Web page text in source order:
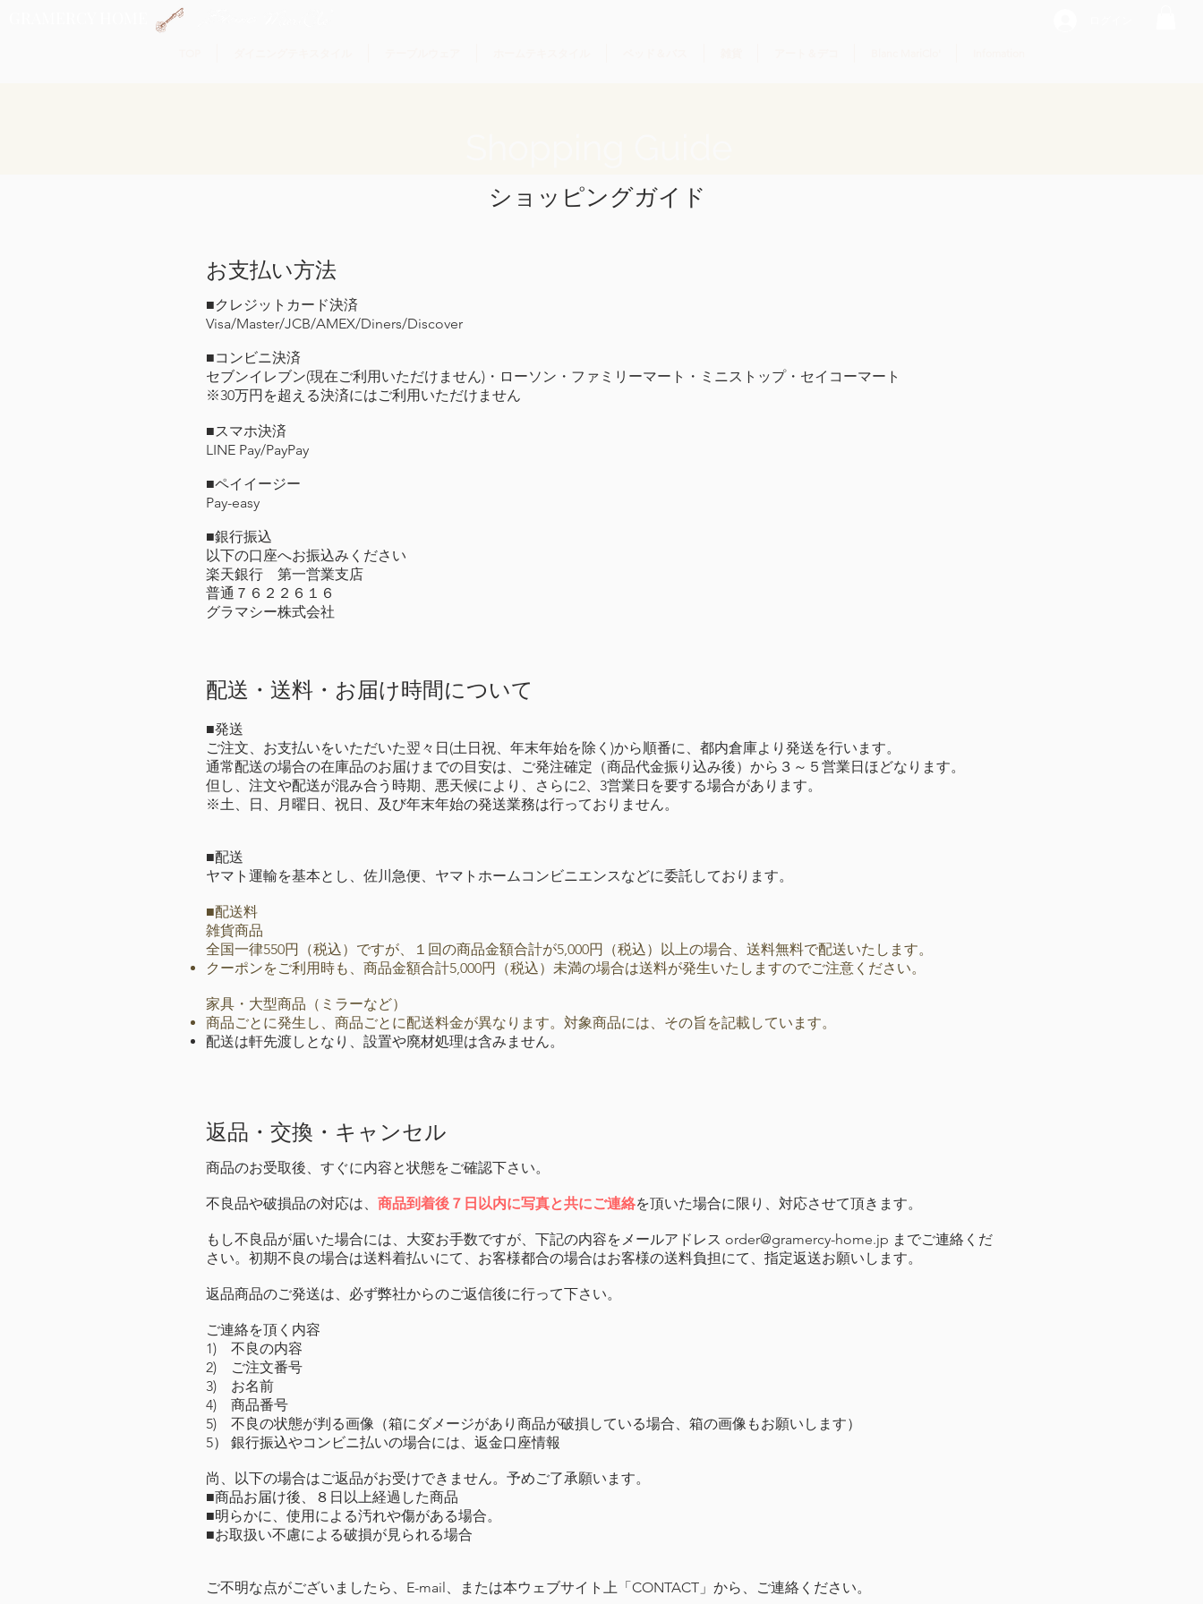
ショッピングガイド
お支払い方法
■クレジットカード決済
Visa/Master/JCB/AMEX/Diners/Discover
■コンビニ決済
セブンイレブン(現在ご利用いただけません)・ローソン・ファミリーマート・ミニストップ・セイコーマート
※30万円を超える決済にはご利用いただけません
■スマホ決済
LINE Pay/PayPay
■ペイイージー
Pay-easy
■銀行振込
以下の口座へお振込みください
楽天銀行​ 第一営業支店
普通７６２２６１６
グラマシー株式会社
​配送・送料・お届け時間について
■発送
ご注文、お支払いをいただいた翌々日(土日祝、年末年始を除く)から順番に、都内倉庫より発送を行います。
通常配送の場合の在庫品のお届けまでの目安は、ご発注確定（商品代金振り込み後）から３～５営業日ほどなります。
但し、注文や配送が混み合う時期、悪天候により、さらに2、3営業日を要する場合があります。
※土、日、月曜日、祝日、及び年末年始の発送業務は行っておりません。
■配送
ヤマト運輸を基本とし、佐川急便、ヤマトホームコンビニエンスなどに委託しております。
■配送料
雑貨商品
全国一律550円（税込）ですが、１回の商品金額合計が5,000円（税込）以上の場合、送料無料で配送いたします。​
クーポンをご利用時も、商品金額合計5,000円（税込）未満の場合は送料が発生いたしますのでご注意ください。
家具・大型商品（ミラーなど）
商品ごとに発生し、商品ごとに配送料金が異なります。​対象商品には、その旨を記載しています。
配送は軒先渡しとなり、設置や廃材処理は含みません。
返品・交換・キャンセル
商品のお受取後、すぐに内容と状態をご確認下さい。
不良品や破損品の対応は、 商品到着後７日以内に写真と共にご連絡を頂いた場合に限り、対応させて頂きます。
もし不良品が届いた場合には、大変お手数ですが、下記の内容をメールアドレス order@gramercy-home.jp までご連絡くだ
さい。初期不良の場合は送料着払いにて、お客様都合の場合はお客様の送料負担にて、指定返送お願いします。
返品商品のご発送は、必ず弊社からのご返信後に行って下さい。
ご連絡を頂く内容
1) 不良の内容
2) ご注文番号
3) お名前
4) 商品番号
5) 不良の状態が判る画像（箱にダメージがあり商品が破損している場合、箱の画像もお願いします）
5） 銀行振込やコンビニ払いの場合には、返金口座情報
尚、以下の場合はご返品がお受けできません。予めご了承願います。
■商品お届け後、８日以上経過した商品
■明らかに、使用による汚れや傷がある場合。
■お取扱い不慮による破損が見られる場合
ご不明な点がございましたら、E-mail、または本ウェブサイト上「CONTACT」から、ご連絡ください。